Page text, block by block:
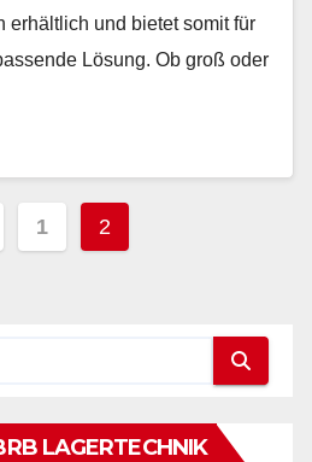
erhältlich und bietet somit für
Lösung. Ob groß oder
1 2
LAGERTECHNIK